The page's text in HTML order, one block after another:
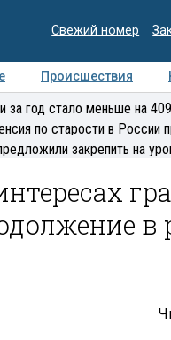
Свежий номер
Происшествия
Медиацентр Интервью
за год стало меньше на
по старости в России
закрепить на
в